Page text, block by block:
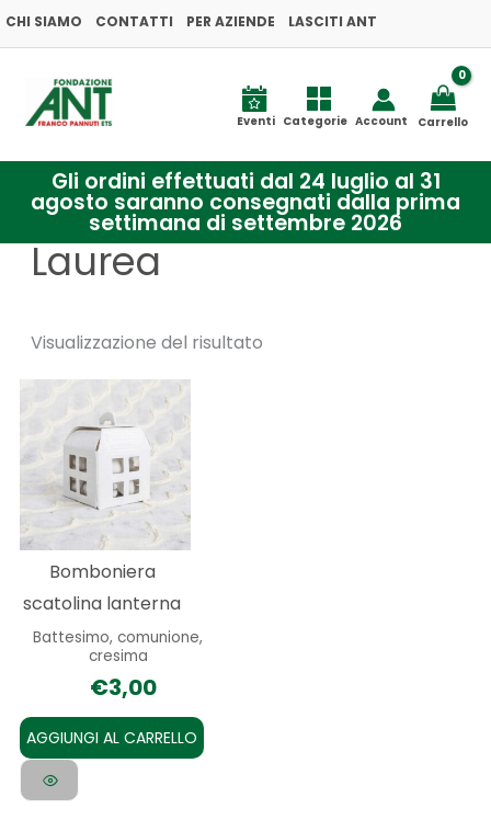
Vai
al
contenuto
CHI SIAMO CONTATTI PER AZIENDE LASCITI ANT
Eventi Categorie Account Carrello
Gli ordini effettuati dal 24 luglio al 31
agosto saranno consegnati dalla prima
settimana di settembre 2026
Laurea
Visualizzazione del risultato
Bomboniera
scatolina lanterna
Battesimo, comunione,
cresima
€3,00
AGGIUNGI AL CARRELLO